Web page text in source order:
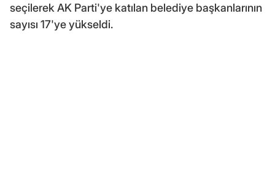
seçilerek AK Parti'ye katılan belediye başkanlarının
sayısı 17'ye yükseldi.